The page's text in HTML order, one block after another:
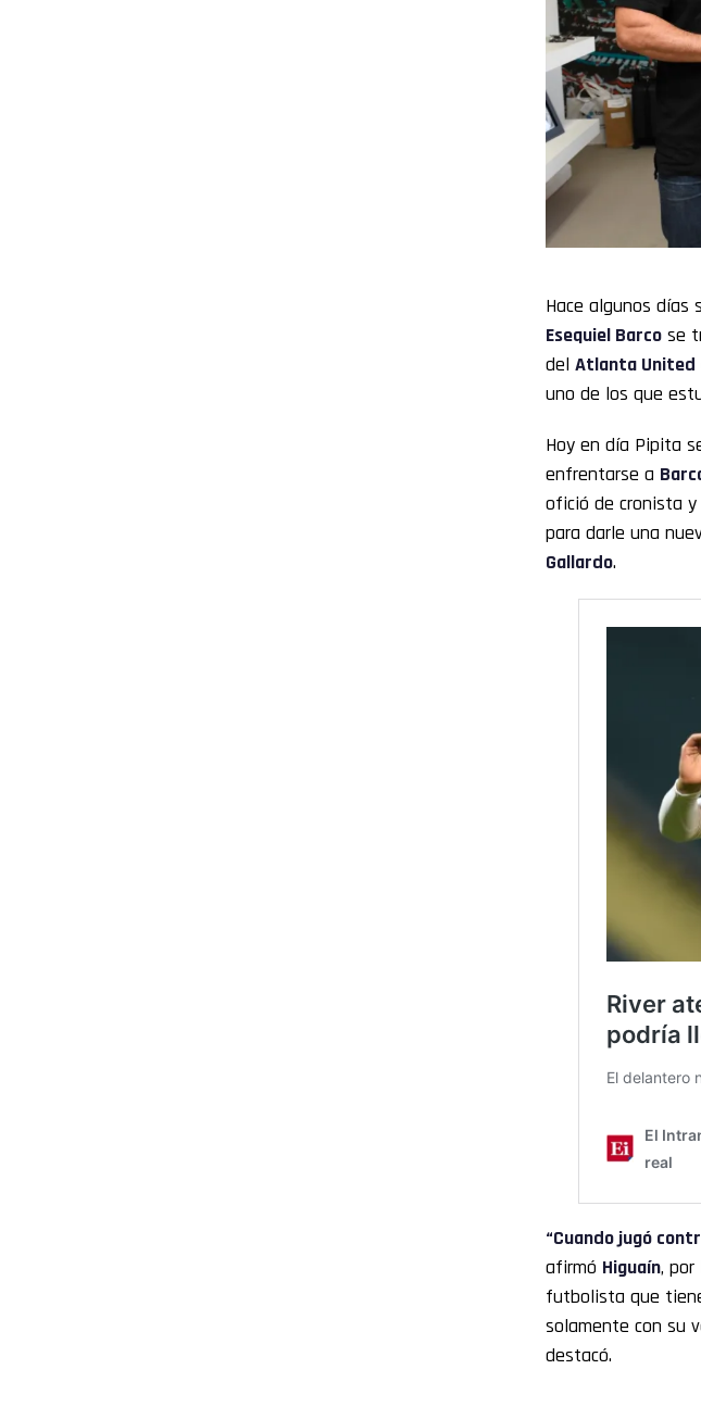
Hace algunos días
Esequiel Barco se
del Atlanta United
uno de los que
Hoy en día Pipita
enfrentarse a
ofició de cronista
para darle una
Gallardo.
“Cuando jugó
afirmó Higuaín, por
futbolista que
solamente con su
destacó.